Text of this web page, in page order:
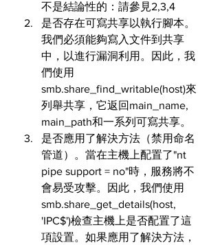
不是結論性的：請參見2,3,4
是否存在可寫共享以執行腳本。
我們必須能夠寫入文件到共享
中，以進行漏洞利用。因此，我
們使用
smb.share_find_writable(host)來
列舉共享，它返回main_name,
main_path和一系列可寫共享。
是否應用了解決方法（禁用命名
管道）。當在主機上配置了"nt
pipe support = no"時，服務將不
會易受攻擊。因此，我們使用
smb.share_get_details(host,
'IPC$')檢查主機上是否配置了這
項設置。如果應用了解決方法，